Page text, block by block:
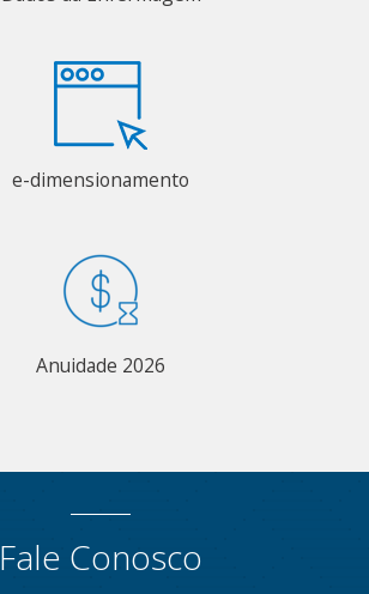
e-dimensionamento
Anuidade 2026
Fale Conosco